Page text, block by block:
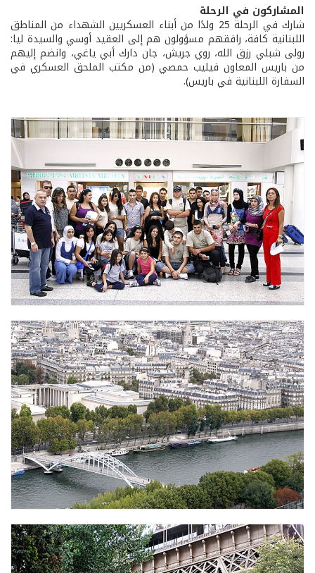
المشاركون في الرحلة
شارك في الرحلة 25 ولدًا من أبناء العسكريين الشهداء من المناطق
اللبنانية كافة، رافقهم مسؤولون هم إلى العقيد أوسي والسيدة ليا:
رولى شبلي رزق الله، روي جريش، جان دارك أبي ياغي، وانضم إليهم
من باريس المعاون فيليب حمصي (من مكتب الملحق العسكري في
السفارة اللبنانية في باريس).